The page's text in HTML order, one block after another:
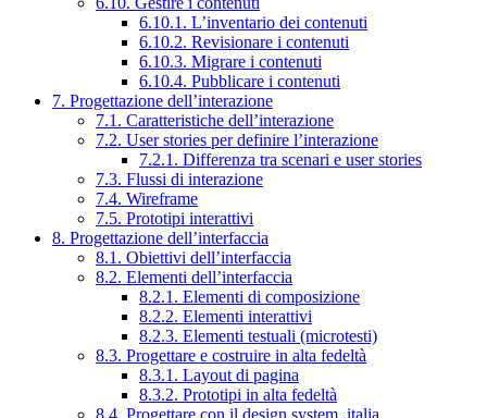
6.10.1. L’inventario dei contenuti
6.10.2. Revisionare i contenuti
6.10.3. Migrare i contenuti
6.10.4. Pubblicare i contenuti
7. Progettazione dell’interazione
7.1. Caratteristiche dell’interazione
7.2. User stories per definire l’interazione
7.2.1. Differenza tra scenari e user stories
7.3. Flussi di interazione
7.4. Wireframe
7.5. Prototipi interattivi
8. Progettazione dell’interfaccia
8.1. Obiettivi dell’interfaccia
8.2. Elementi dell’interfaccia
8.2.1. Elementi di composizione
8.2.2. Elementi interattivi
8.2.3. Elementi testuali (microtesti)
8.3. Progettare e costruire in alta fedeltà
8.3.1. Layout di pagina
8.3.2. Prototipi in alta fedeltà
8.4. Progettare con il design system .italia